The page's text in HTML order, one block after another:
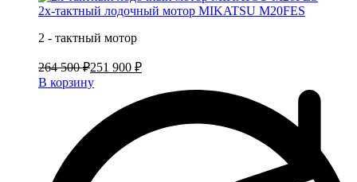
2х-тактный лодочный мотор MIKATSU M20FES
2 - тактный мотор
264 500 ₽251 900 ₽
В корзину